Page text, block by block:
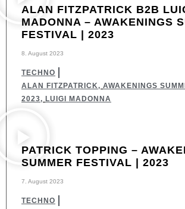
ALAN FITZPATRICK B2B
MADONNA – AWAKENINGS
FESTIVAL | 2023
8. August 2023
TECHNO
ALAN FITZPATRICK, AWAKENINGS
2023, LUIGI MADONNA
PATRICK TOPPING –
SUMMER FESTIVAL | 2023
7. August 2023
TECHNO